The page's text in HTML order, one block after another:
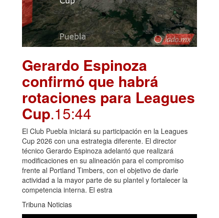
Gerardo Espinoza
confirmó que habrá
rotaciones para Leagues
Cup.15:44
El Club Puebla iniciará su participación en la Leagues
Cup 2026 con una estrategia diferente. El director
técnico Gerardo Espinoza adelantó que realizará
modificaciones en su alineación para el compromiso
frente al Portland Timbers, con el objetivo de darle
actividad a la mayor parte de su plantel y fortalecer la
competencia interna. El estra
Tribuna Noticias